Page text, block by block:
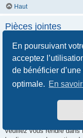
En poursuivant
acceptez
de bénéficier
optimale. En
Haut
Pièces jointes
Quelles pièces jointes
Chaque administrateur
jointes. Si vous n’êtes
nous vous invitons à
Comment puis-je
Pour retrouver la liste
veuillez vous rendre dans